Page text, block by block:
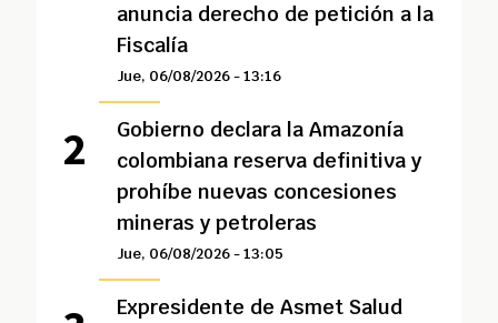
anuncia derecho de petición a la
Fiscalía
Jue, 06/08/2026 - 13:16
Gobierno declara la Amazonía
colombiana reserva definitiva y
prohíbe nuevas concesiones
mineras y petroleras
Jue, 06/08/2026 - 13:05
Expresidente de Asmet Salud